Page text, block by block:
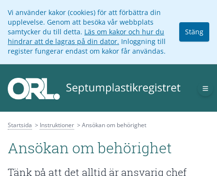
Vi använder kakor (cookies) för att förbättra din
upplevelse. Genom att besöka vår webbplats
samtycker du till detta. Läs om kakor och hur du
hindrar att de lagras på din dator. Inloggning till
register fungerar endast om kakor får användas.
Stäng
Startsida Instruktioner Ansökan om behörighet
Ansökan om behörighet
Tänk på att det alltid är ansvarig chef